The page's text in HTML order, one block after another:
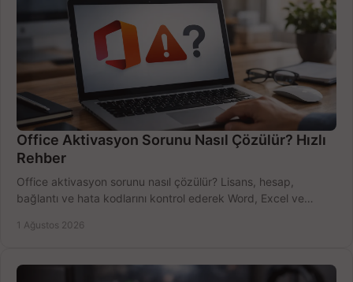
Office Aktivasyon Sorunu Nasıl Çözülür? Hızlı
Rehber
Office aktivasyon sorunu nasıl çözülür? Lisans, hesap,
bağlantı ve hata kodlarını kontrol ederek Word, Excel ve
1 Ağustos 2026